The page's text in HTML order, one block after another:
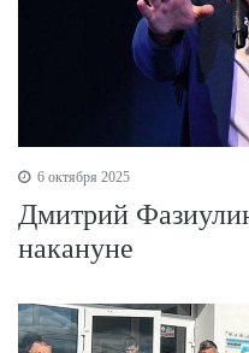
6 октября 2025
Дмитрий
накануне